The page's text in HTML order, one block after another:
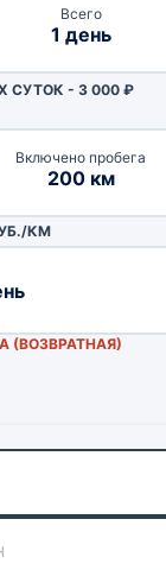
Всего
1 день
СУТОК - 3 000 ₽
Включено пробега
200 км
КМ
(ВОЗВРАТНАЯ)